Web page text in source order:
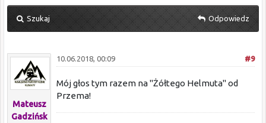
Szukaj Odpowiedz
Mateusz
Gadzińsk
#9
10.06.2018, 00:09
Mój głos tym razem na "Żółtego Helmuta" od
Przema!